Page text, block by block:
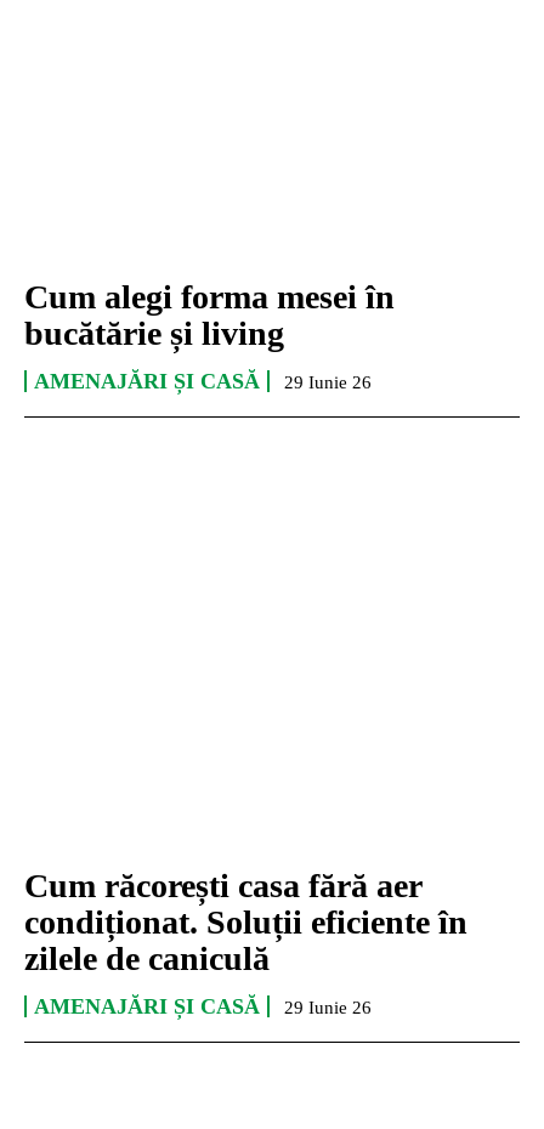
Cum alegi forma mesei în
bucătărie și living
AMENAJĂRI ȘI CASĂ 29 Iunie 26
Cum răcorești casa fără aer
condiționat. Soluții eficiente în
zilele de caniculă
AMENAJĂRI ȘI CASĂ 29 Iunie 26